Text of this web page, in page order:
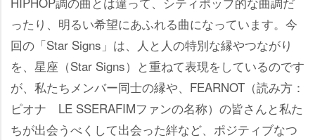
ったり、明るい希望にあふれる曲になっています。今
回の「Star Signs」は、人と人の特別な縁やつながり
を、星座（Star Signs）と重ねて表現をしているのです
が、私たちメンバー同士の縁や、FEARNOT（読み方：
ピオナ LE SSERAFIMファンの名称）の皆さんと私た
ちが出会うべくして出会った絆など、ポジティブなつ